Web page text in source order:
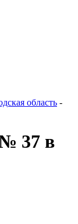
область -
37 в